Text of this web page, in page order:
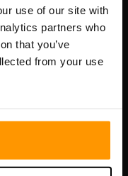
use of our site with
partners who
that you’ve
from your use
linnaosa,